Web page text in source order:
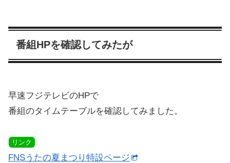
番組HPを確認してみたが
早速フジテレビのHPで
番組のタイムテーブルを確認してみました。
リンク
FNSうたの夏まつり特設ページ